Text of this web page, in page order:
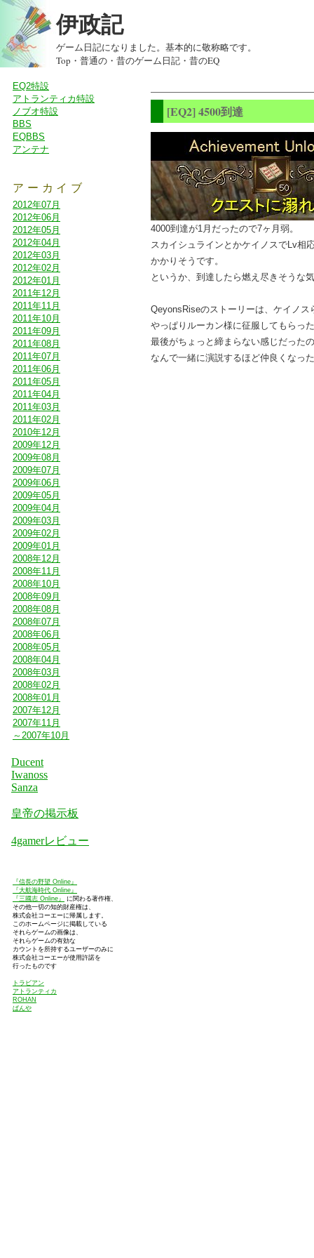
伊政記
ゲーム日記になりました。基本的に敬称略です。
Top ・ 普通の ・ 昔のゲーム日記 ・ 昔のEQ
[EQ2] 4500到達
4000到達が1月だったので7ヶ月弱。
スカイシュラインとかケイノスでLv相
かかりそうです。
というか、到達したら燃え尽きそうな
QeyonsRiseのストーリーは、ケイノ
やっぱりルーカン様に征服してもらっ
最後がちょっと締まらない感じだった
なんで一緒に演説するほど仲良くなっ
EQ2特設
アトランティカ特設
ノブオ特設
BBS
EQBBS
アンテナ
アーカイブ
2012年07月
2012年06月
2012年05月
2012年04月
2012年03月
2012年02月
2012年01月
2011年12月
2011年11月
2011年10月
2011年09月
2011年08月
2011年07月
2011年06月
2011年05月
2011年04月
2011年03月
2011年02月
2010年12月
2009年12月
2009年08月
2009年07月
2009年06月
2009年05月
2009年04月
2009年03月
2009年02月
2009年01月
2008年12月
2008年11月
2008年10月
2008年09月
2008年08月
2008年07月
2008年06月
2008年05月
2008年04月
2008年03月
2008年02月
2008年01月
2007年12月
2007年11月
～2007年10月
Ducent
Iwanoss
Sanza
皇帝の掲示板
4gamerレビュー
『信長の野望 Online』
『大航海時代 Online』
『三國志 Online』
に関わる著作権、
その他一切の知的財産権は、
株式会社コーエーに帰属します。
このホームページに掲載している
それらゲームの画像は、
それらゲームの有効な
カウントを所持するユーザーのみに
株式会社コーエーが使用許諾を
行ったものです
トラビアン
アトランティカ
ROHAN
ぱんや